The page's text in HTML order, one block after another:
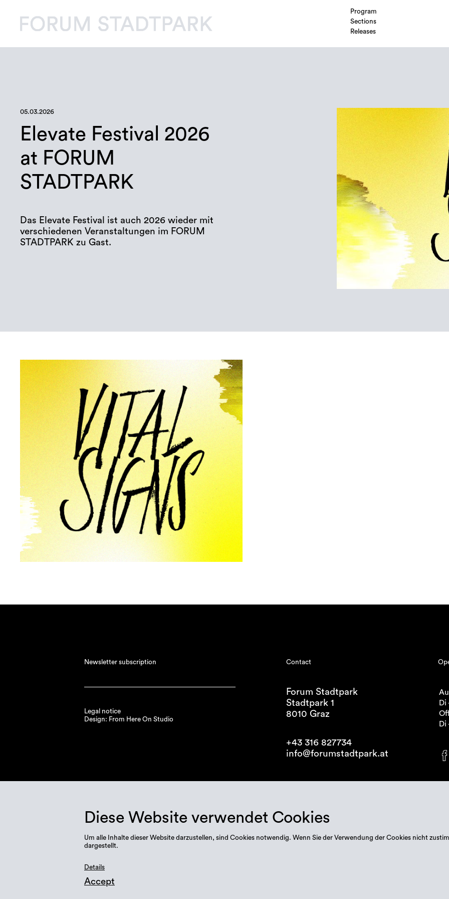
Program
Sections
Releases
05.03.2026
Elevate Festival 2026
at FORUM
STADTPARK
Das Elevate Festival ist auch 2026 wieder mit
verschiedenen Veranstaltungen im FORUM
STADTPARK zu Gast.
Newsletter subscription
Legal notice
Design: From Here On Studio
Contact
Forum Stadtpark
Stadtpark 1
8010 Graz
+43 316 827734
info@forumstadtpark.at
Di
Di
Diese Website verwendet Cookies
Um alle Inhalte dieser Website darzustellen, sind Cookies notwendig. Wenn Sie der Verwendung der Cookies nicht
dargestellt.
Details
Accept